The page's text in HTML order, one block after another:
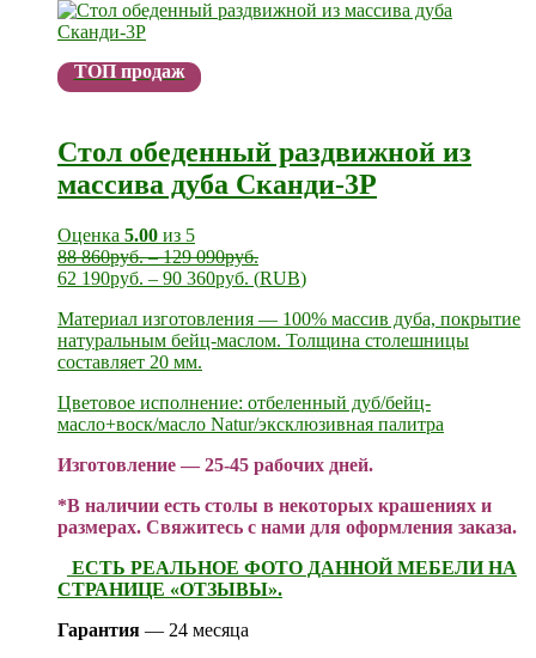
ТОП продаж
Стол обеденный раздвижной из
массива дуба Сканди-3Р
Оценка 5.00 из 5
88 860руб.–129 090руб.
62 190руб. – 90 360руб. (RUB)
Материал изготовления — 100% массив дуба, покрытие
натуральным бейц-маслом. Толщина столешницы
составляет 20 мм.
Цветовое исполнение: отбеленный дуб/бейц-
масло+воск/масло Natur/эксклюзивная палитра
Изготовление — 25-45 рабочих дней.
*В наличии есть столы в некоторых крашениях и
размерах. Свяжитесь с нами для оформления заказа.
ЕСТЬ РЕАЛЬНОЕ ФОТО ДАННОЙ МЕБЕЛИ НА
СТРАНИЦЕ «ОТЗЫВЫ».
Гарантия — 24 месяца